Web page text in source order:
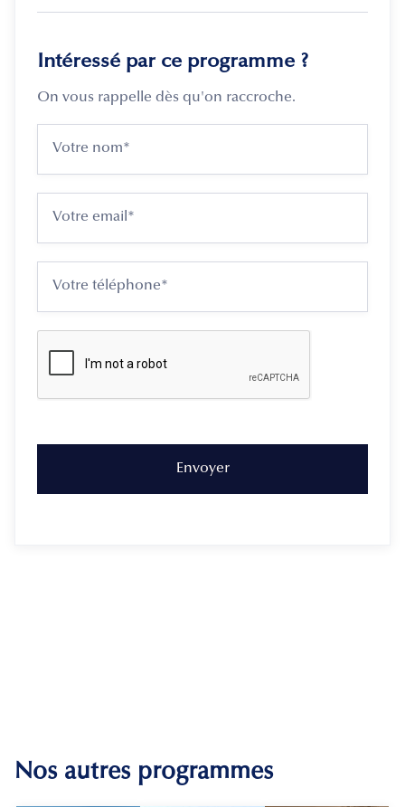
Intéressé par ce programme ?
On vous rappelle dès qu'on raccroche.
Nos autres programmes